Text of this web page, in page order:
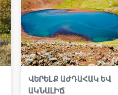
ՎԵՐԵԼՔ ԱԺԴԱՀԱԿ ԵՎ
ԱԿՆԱԼԻՃ